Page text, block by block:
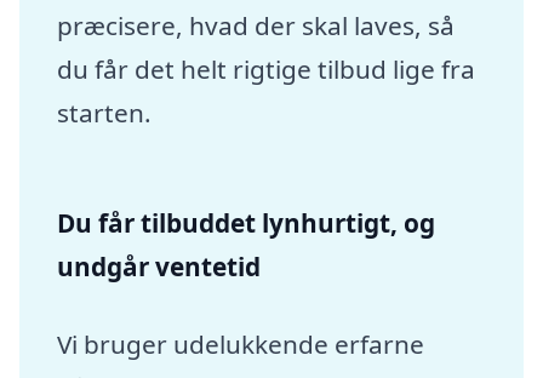
præcisere, hvad der skal laves, så
du får det helt rigtige tilbud lige fra
starten.
Du får tilbuddet lynhurtigt, og
undgår ventetid
Vi bruger udelukkende erfarne